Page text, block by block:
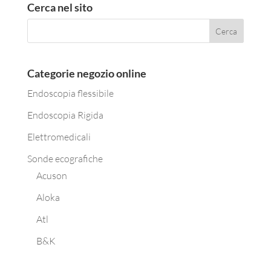
Cerca nel sito
Categorie negozio online
Endoscopia flessibile
Endoscopia Rigida
Elettromedicali
Sonde ecografiche
Acuson
Aloka
Atl
B&K